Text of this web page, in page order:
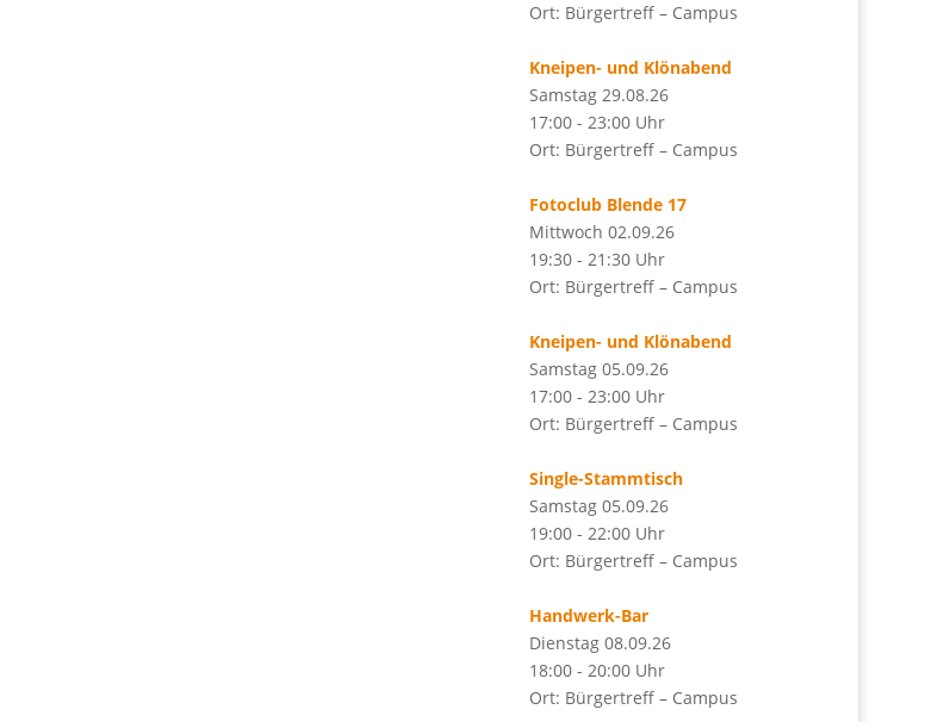
Ort: Bürgertreff – Campus
Kneipen- und Klönabend
Samstag 29.08.26
17:00 - 23:00 Uhr
Ort: Bürgertreff – Campus
Fotoclub Blende 17
Mittwoch 02.09.26
19:30 - 21:30 Uhr
Ort: Bürgertreff – Campus
Kneipen- und Klönabend
Samstag 05.09.26
17:00 - 23:00 Uhr
Ort: Bürgertreff – Campus
Single-Stammtisch
Samstag 05.09.26
19:00 - 22:00 Uhr
Ort: Bürgertreff – Campus
Handwerk-Bar
Dienstag 08.09.26
18:00 - 20:00 Uhr
Ort: Bürgertreff – Campus